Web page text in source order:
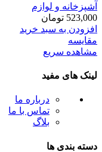
آشپزخانه و لوازم
523,000 تومان
افزودن به سبد خرید
مقایسه
مشاهده سریع
لینک های مفید
درباره ما
تماس با ما
بلاگ
دسته بندی ها